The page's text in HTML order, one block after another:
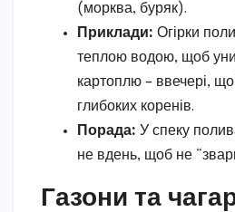
(морква, буряк).
Приклади: Огірки
теплою водою, щоб
картоплю – ввечері,
глибоких коренів.
Порада: У спеку
не вдень, щоб не
Газони та